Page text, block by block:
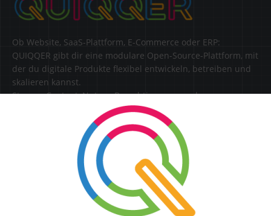
Ob Website, SaaS-Plattform, E-Commerce oder ERP:
QUIQQER gibt dir eine modulare Open-Source-Plattform, mit
der du digitale Produkte flexibel entwickeln, betreiben und
skalieren kannst.
Steuere Content, Nutzer, Berechtigungen und
Erweiterungen zentral in einer Lösung.